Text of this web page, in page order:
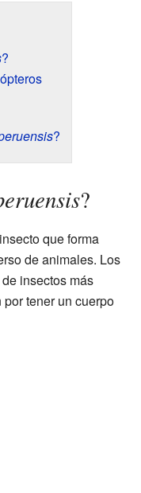
?
?
?
que forma
de animales. Los
insectos más
tener un cuerpo